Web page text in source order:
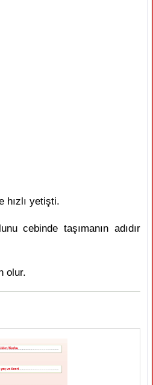
hızlı yetişti.
cebinde taşımanın adıdır
olur.